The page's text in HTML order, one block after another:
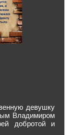
девушку
Владимиром
добротой и